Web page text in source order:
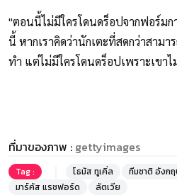
"ตอนนี้ไม่มีใครโดนดร็อปจากฟอร์มก
นี้ หากเราคิดว่านักเตะที่สดกว่าสามา
ทำ แต่ไม่มีใครโดนดร็อปเพราะเขา
ที่มาของภาพ : gettyimages
Tag : โธมัส ทูเคิ่ล ทีมชาติ อังก
มาร์คัส แรชฟอร์ด
ลัตเวีย